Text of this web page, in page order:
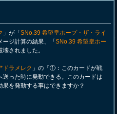
」が「 SNo.39 希望皇ホープ・ザ・ライ
ージ計算の結果、「 SNo.39 希望皇ホー
壊されました。
ドラメレク 」の『①：このカードが戦
った時に発動できる。このカードは
を発動する事はできますか？